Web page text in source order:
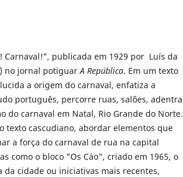
Carnaval!", publicada em 1929 por Luís da
no jornal potiguarA República. Em um texto
a origem do carnaval, enfatiza a
português, percorre ruas, salões, adentra
do carnaval em Natal, Rio Grande do Norte.
texto cascudiano, abordar elementos que
a força do carnaval de rua na capital
como o bloco "Os Cáo", criado em 1965, o
da cidade ou iniciativas mais recentes,